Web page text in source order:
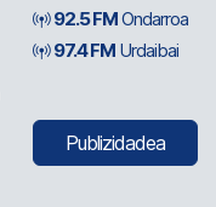
92.5 FMOndarroa
97.4 FM Urdaibai
Publizidadea